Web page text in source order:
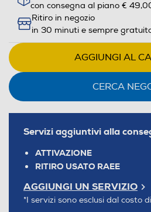
Youreko.
con consegna al piano €
Ritiro in negozio
in 30 minuti e sempre
AGGIUNGI AL
CERCA
Servizi aggiuntivi alla
ATTIVAZIONE
RITIRO USATO RAEE
AGGIUNGI UN SERVIZIO
*I servizi sono esclusi dal costo